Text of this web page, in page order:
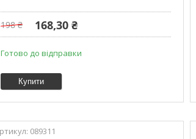
198 ₴ 168,30 ₴
Готово до відправки
Купити
089311